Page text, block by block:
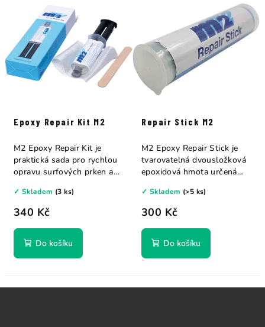
Epoxy Repair Kit M2
340 Kč
✓ Skladem (3 ks)
Do košíku
M2 Epoxy Repair Kit je
praktická sada pro rychlou
opravu surfových prken a
Repair Stick M2
300 Kč
✓ Skladem (>5 ks)
Do košíku
M2 Epoxy Repair Stick je
tvarovatelná dvousložková
epoxidová hmota určená